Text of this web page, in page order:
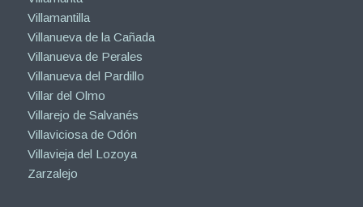
Villamantilla
Villanueva de la Cañada
Villanueva de Perales
Villanueva del Pardillo
Villar del Olmo
Villarejo de Salvanés
Villaviciosa de Odón
Villavieja del Lozoya
Zarzalejo